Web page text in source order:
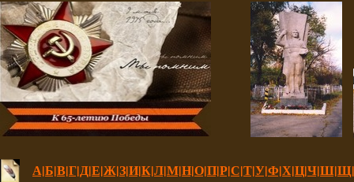
А|Б|В|Г|Д|Е|Ж|З|И|К|Л|М|Н|О|П|Р|С|Т|У|Ф|Х|Ц|Ч|Ш|Щ|